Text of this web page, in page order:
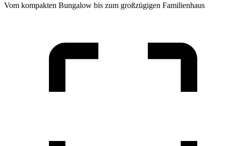
Vom kompakten Bungalow bis zum großzügigen Familienhaus